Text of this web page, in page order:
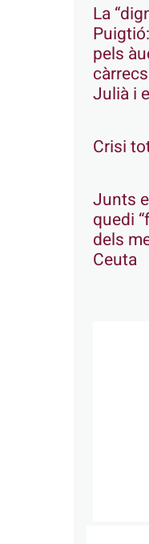
La
pels
Julià i
Crisi
Junts
quedi
dels
Ceuta